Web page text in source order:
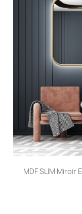
MDF SLIM Miroir